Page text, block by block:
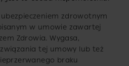
zdrowotnym
w umowie zawartej
Zdrowia. Wygasa,
tej umowy lub też
braku